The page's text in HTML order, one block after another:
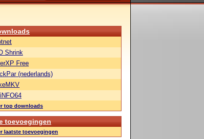
Shrink
Free
(nederlands)
top downloads
toevoegingen
laatste toevoegingen